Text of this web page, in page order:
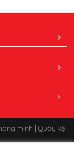
minh | Quầy kệ